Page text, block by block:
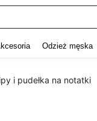
Odzież męska
i pudełka na notatki